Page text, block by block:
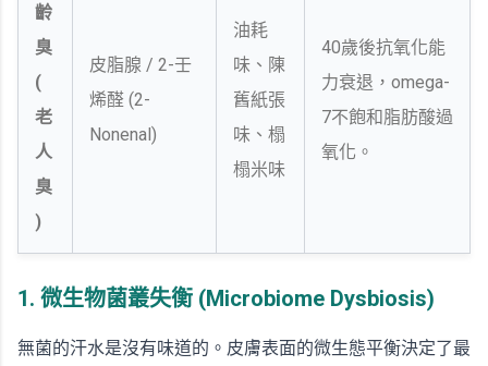
齡
臭
(
老
人
臭
)
皮脂腺 / 2-壬
烯醛 (2-
Nonenal)
油耗
味、陳
舊紙張
味、榻
榻米味
40歲後抗氧化能
力衰退，omega-
7不飽和脂肪酸過
氧化。
1. 微生物菌叢失衡 (Microbiome Dysbiosis)
無菌的汗水是沒有味道的。皮膚表面的微生態平衡決定了最